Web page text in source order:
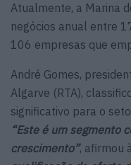
Atualmente, a Marina
negócios anual entre
106 empresas que
André Gomes,
Algarve (RTA),
significativo para o
“Este é um segmento
crescimento”, afirmou